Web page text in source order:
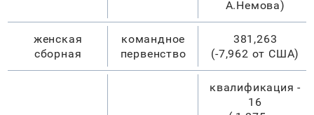
А.Немова)
женская
сборная
командное
первенство
381,263
(-7,962 от США)
квалификация -
16